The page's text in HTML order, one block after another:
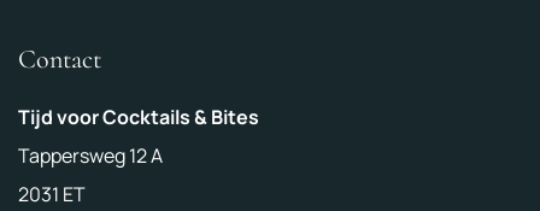
Contact
Tijd voor Cocktails & Bites
Tappersweg 12 A
2031 ET